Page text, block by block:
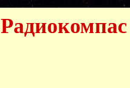
Радиокомпас